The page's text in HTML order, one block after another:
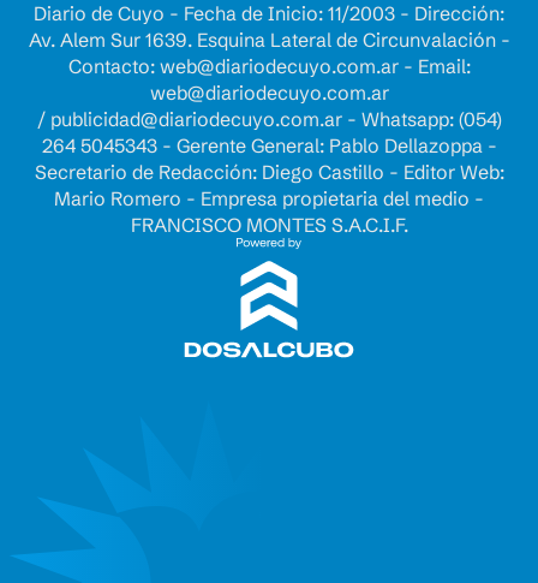
Diario de Cuyo - Fecha de Inicio: 11/2003 - Dirección:
Av. Alem Sur 1639. Esquina Lateral de Circunvalación -
Contacto: web@diariodecuyo.com.ar- Email:
web@diariodecuyo.com.ar
/ publicidad@diariodecuyo.com.ar- Whatsapp: (054)
264 5045343 - Gerente General: Pablo Dellazoppa -
Secretario de Redacción: Diego Castillo - Editor Web:
Mario Romero - Empresa propietaria del medio -
FRANCISCO MONTES S.A.C.I.F.